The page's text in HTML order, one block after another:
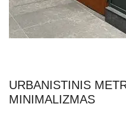
URBANISTINIS
MINIMALIZMAS